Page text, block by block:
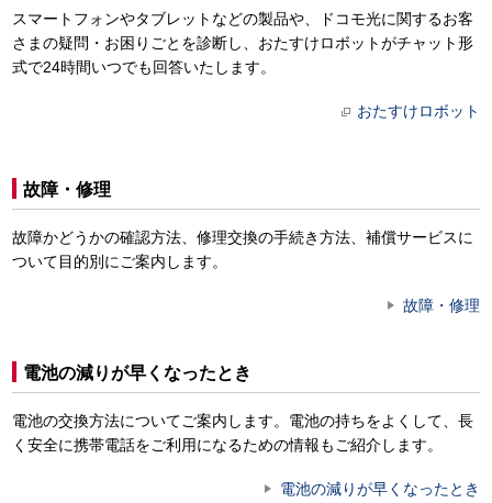
スマートフォンやタブレットなどの製品や、ドコモ光に関するお客
さまの疑問・お困りごとを診断し、おたすけロボットがチャット形
式で24時間いつでも回答いたします。
おたすけロボット
故障・修理
故障かどうかの確認方法、修理交換の手続き方法、補償サービスに
ついて目的別にご案内します。
故障・修理
電池の減りが早くなったとき
電池の交換方法についてご案内します。電池の持ちをよくして、長
く安全に携帯電話をご利用になるための情報もご紹介します。
電池の減りが早くなったとき